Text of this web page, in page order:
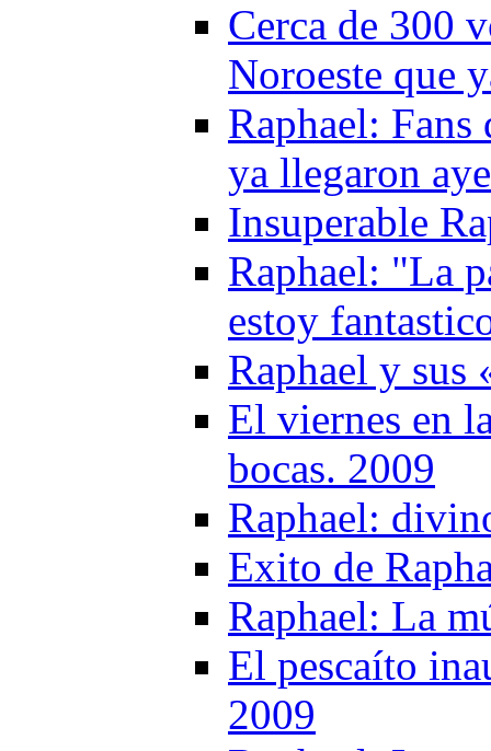
Cerca de 300
Noroeste que
Raphael:
ya llegaron
Insuperable
Raphael: "La
estoy
Raphael y sus
El viernes en
bocas. 2009
Raphael:
Exito de
Raphael: La
El pescaíto
2009